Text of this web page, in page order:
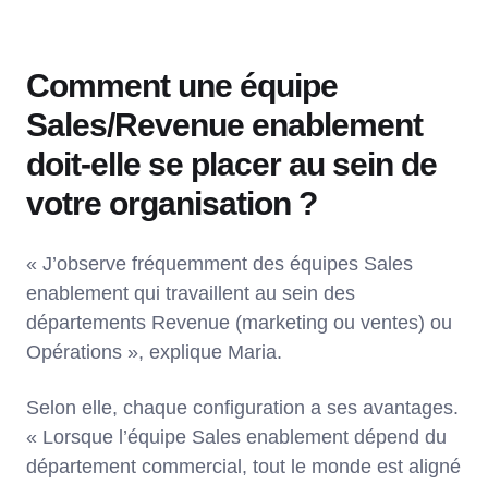
Comment une équipe
Sales/Revenue enablement
doit-elle se placer au sein de
votre organisation ?
« J’observe fréquemment des équipes Sales
enablement qui travaillent au sein des
départements Revenue (marketing ou ventes) ou
Opérations », explique Maria.
Selon elle, chaque configuration a ses avantages.
« Lorsque l’équipe Sales enablement dépend du
département commercial, tout le monde est aligné